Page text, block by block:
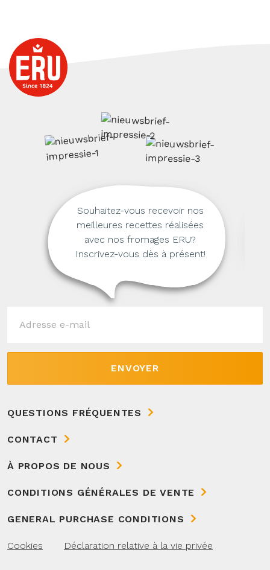
QUESTIONS FRÉQUENTES
CONTACT
À PROPOS DE NOUS
CONDITIONS GÉNÉRALES DE VENTE
GENERAL PURCHASE CONDITIONS
Cookies Déclaration relative à la vie privée
Souhaitez-vous recevoir nos
meilleures recettes réalisées
avec nos fromages ERU?
Inscrivez-vous dès à présent!
ENVOYER